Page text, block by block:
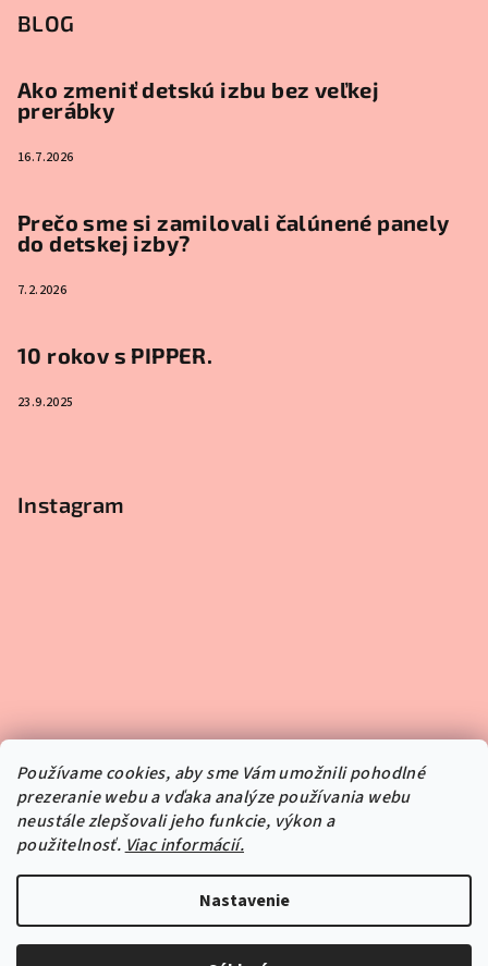
Používame cookies, aby sme Vám umožnili pohodlné
prezeranie webu a vďaka analýze používania webu
neustále zlepšovali jeho funkcie, výkon a
použitelnosť. Viac informácií.
Nastavenie
BLOG
Ako zmeniť detskú izbu bez veľkej
prerábky
16.7.2026
Prečo sme si zamilovali čalúnené panely
do detskej izby?
7.2.2026
10 rokov s PIPPER.
23.9.2025
Instagram
Sledovať na Instagrame